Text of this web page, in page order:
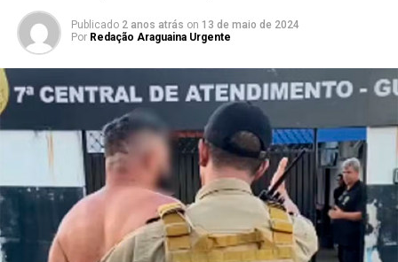
Publicado 2 anos atrás on 13 de maio de 2024
Por Redação Araguaina Urgente